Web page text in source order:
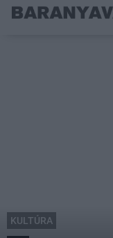
KULTÚRA